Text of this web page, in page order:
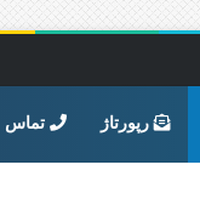
رپورتاژ تماس